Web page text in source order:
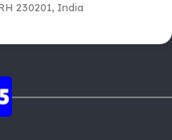
230201, India